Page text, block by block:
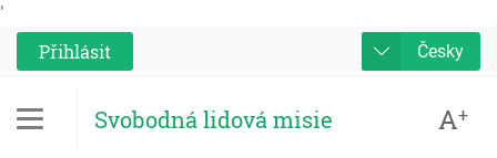
'
Přihlásit
Česky
Svobodná lidová misie A+